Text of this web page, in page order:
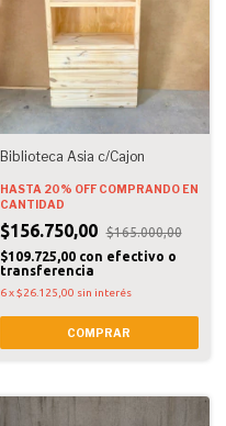
Biblioteca Asia c/Cajon
HASTA 20% OFF COMPRANDO EN
CANTIDAD
$156.750,00 $165.000,00
$109.725,00 con efectivo o
transferencia
6 x$26.125,00 sin interés
COMPRAR